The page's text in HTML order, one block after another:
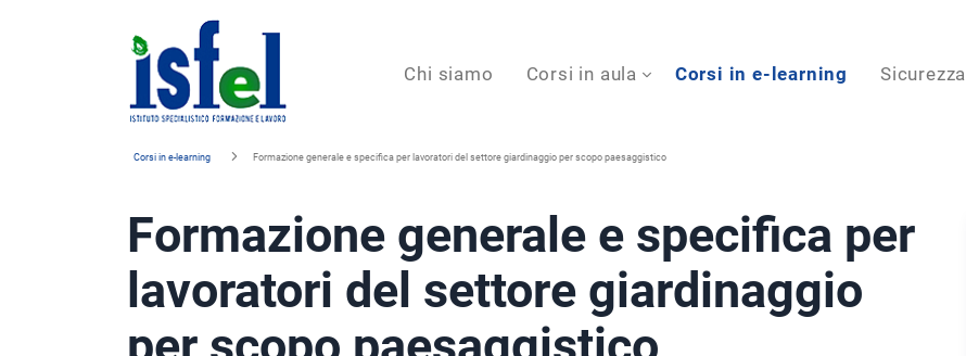
Istituto
formazione
e
lavoro
Chi siamo Corsi in aula Corsi in e-learning Sicurezza
Corsi in e-learning Formazione generale e specifica per lavoratori del settore giardinaggio per scopo paesaggistico
Formazione generale e specifica per
lavoratori del settore giardinaggio